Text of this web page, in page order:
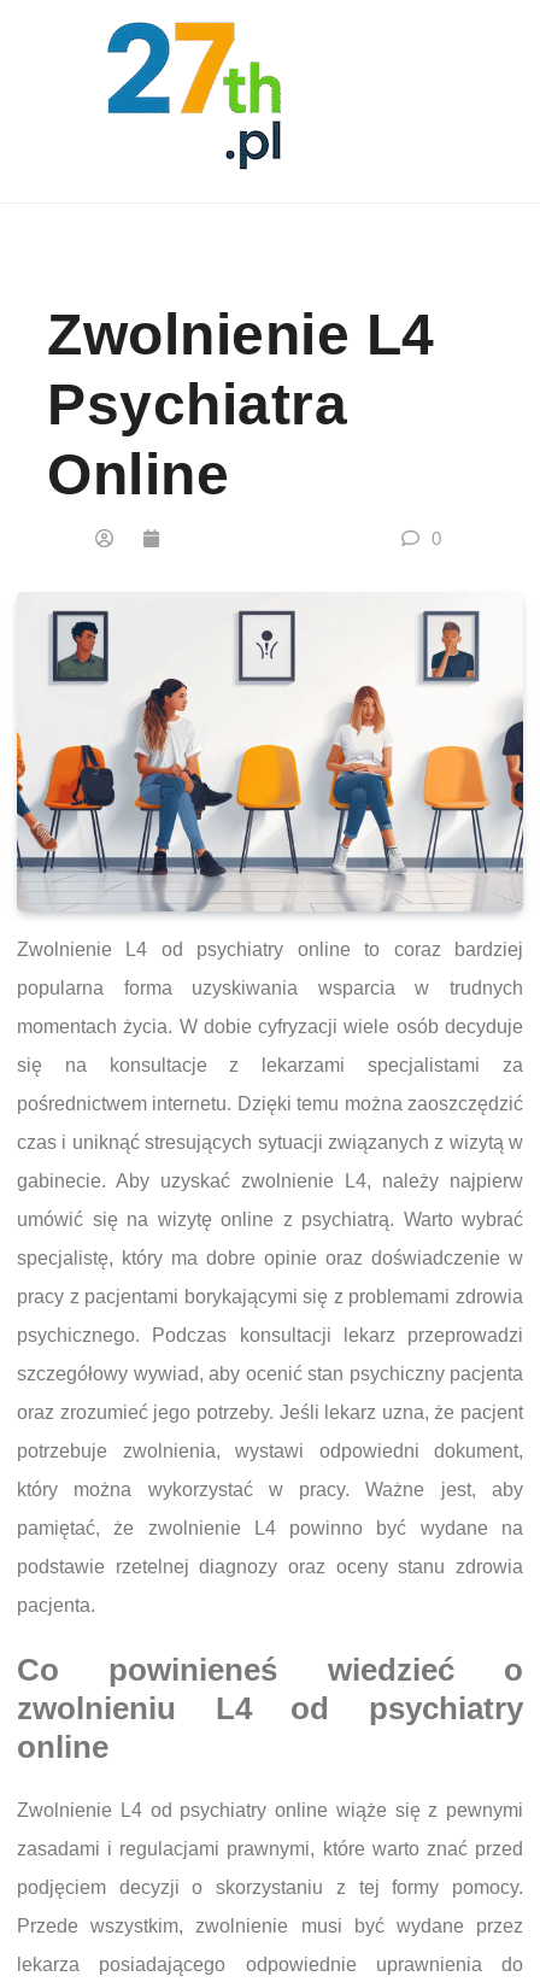
Zwolnienie L4
Psychiatra
Online
0
Zwolnienie L4 od psychiatry online to coraz bardziej
popularna forma uzyskiwania wsparcia w trudnych
momentach życia. W dobie cyfryzacji wiele osób decyduje
się na konsultacje z lekarzami specjalistami za
pośrednictwem internetu. Dzięki temu można zaoszczędzić
czas i uniknąć stresujących sytuacji związanych z wizytą w
gabinecie. Aby uzyskać zwolnienie L4, należy najpierw
umówić się na wizytę online z psychiatrą. Warto wybrać
specjalistę, który ma dobre opinie oraz doświadczenie w
pracy z pacjentami borykającymi się z problemami zdrowia
psychicznego. Podczas konsultacji lekarz przeprowadzi
szczegółowy wywiad, aby ocenić stan psychiczny pacjenta
oraz zrozumieć jego potrzeby. Jeśli lekarz uzna, że pacjent
potrzebuje zwolnienia, wystawi odpowiedni dokument,
który można wykorzystać w pracy. Ważne jest, aby
pamiętać, że zwolnienie L4 powinno być wydane na
podstawie rzetelnej diagnozy oraz oceny stanu zdrowia
pacjenta.
Co powinieneś wiedzieć o
zwolnieniu L4 od psychiatry
online
Zwolnienie L4 od psychiatry online wiąże się z pewnymi
zasadami i regulacjami prawnymi, które warto znać przed
podjęciem decyzji o skorzystaniu z tej formy pomocy.
Przede wszystkim, zwolnienie musi być wydane przez
lekarza posiadającego odpowiednie uprawnienia do